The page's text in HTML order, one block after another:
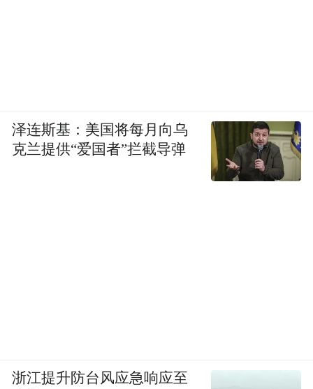
泽连斯基：美国将每月向乌
克兰提供“爱国者”拦截导弹
浙江提升防台风应急响应至